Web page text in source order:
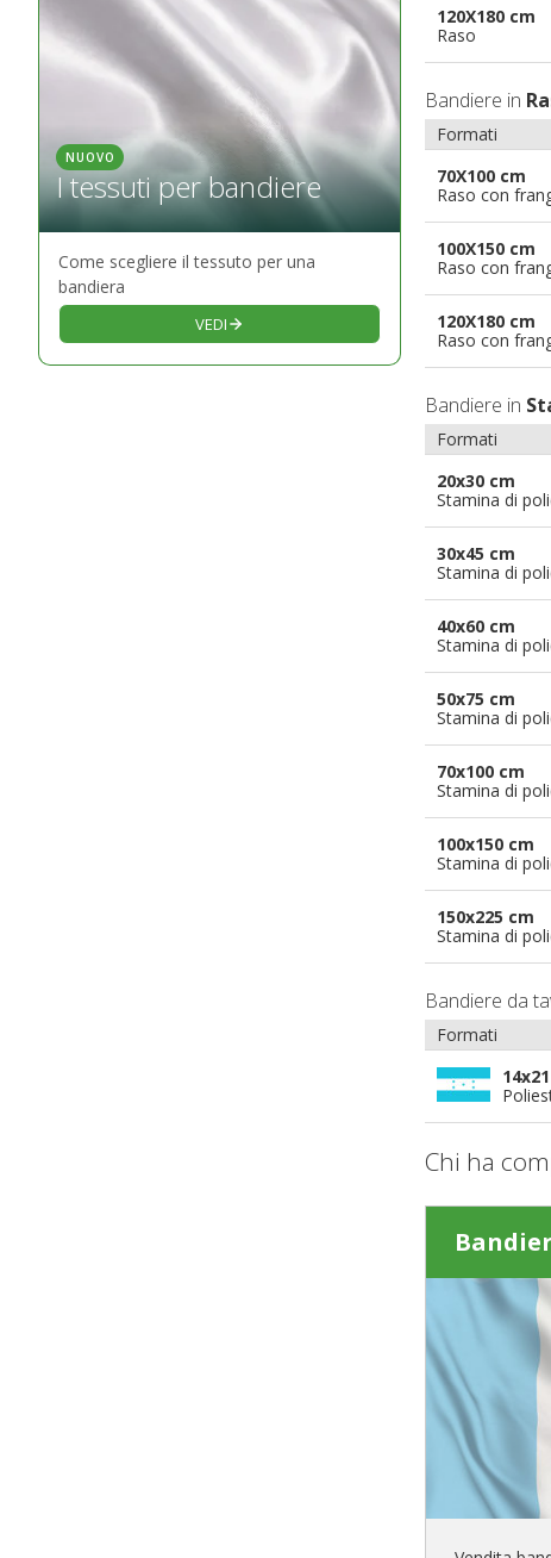
NUOVO
I tessuti per bandiere
Come scegliere il tessuto per una
bandiera
VEDI
120X180 cm
Raso
Bandiere in
Formati
70X100 cm
Raso con
100X150 cm
Raso con
120X180 cm
Raso con
Bandiere in
Formati
20x30 cm
Stamina di
30x45 cm
Stamina di
40x60 cm
Stamina di
50x75 cm
Stamina di
70x100 cm
Stamina di
100x150 cm
Stamina di
150x225 cm
Stamina di
Bandiere da
Formati
Chi ha